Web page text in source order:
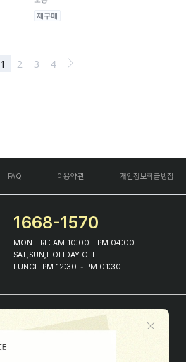
FAQ 이용약관 개인정보취급방침
1668-1570
MON-FRI : AM 10:00 - PM 04:00
SAT,SUN,HOLIDAY OFF
LUNCH PM 12:30 ~ PM 01:30